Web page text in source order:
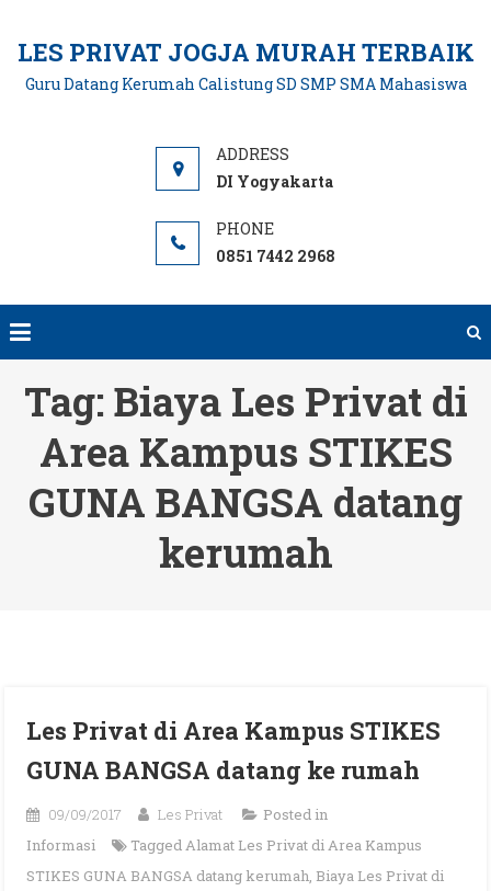
content
LES PRIVAT JOGJA MURAH TERBAIK
Guru Datang Kerumah Calistung SD SMP SMA Mahasiswa
DI Yogyakarta
0851 7442 2968
Tag: Biaya Les Privat di
Area Kampus STIKES
GUNA BANGSA datang
kerumah
Les Privat di Area Kampus STIKES
GUNA BANGSA datang ke rumah
09/09/2017 Les Privat
Posted in
Informasi
TaggedAlamat Les Privat di Area Kampus
STIKES GUNA BANGSA datang kerumah, Biaya Les Privat di